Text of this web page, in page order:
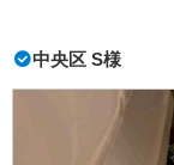
中央区 S様